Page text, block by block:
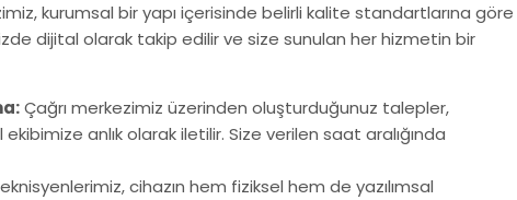
kurumsal bir yapı içerisinde belirli kalite standartlarına göre
dijital olarak takip edilir ve size sunulan her hizmetin bir
Çağrı merkezimiz üzerinden oluşturduğunuz talepler,
anlık olarak iletilir. Size verilen saat aralığında
cihazın hem fiziksel hem de yazılımsal